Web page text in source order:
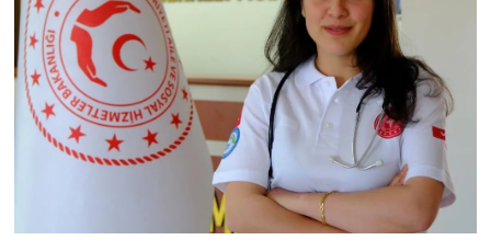
TEKNOLOJİ
Turizm
VAN'DA SPOR